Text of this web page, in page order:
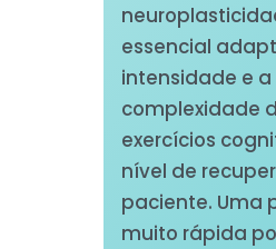
essencial
intensidade e a
complexidade
exercícios
nível de
paciente. Uma
muito rápida